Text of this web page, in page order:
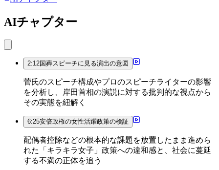
AIチャプター
2:12国葬スピーチに見る演出の意図
菅氏のスピーチ構成やプロのスピーチライターの影響
を分析し、岸田首相の演説に対する批判的な視点から
その実態を紐解く
6:25安倍政権の女性活躍政策の検証
配偶者控除などの根本的な課題を放置したまま進めら
れた「キラキラ女子」政策への違和感と、社会に蔓延
する不満の正体を追う